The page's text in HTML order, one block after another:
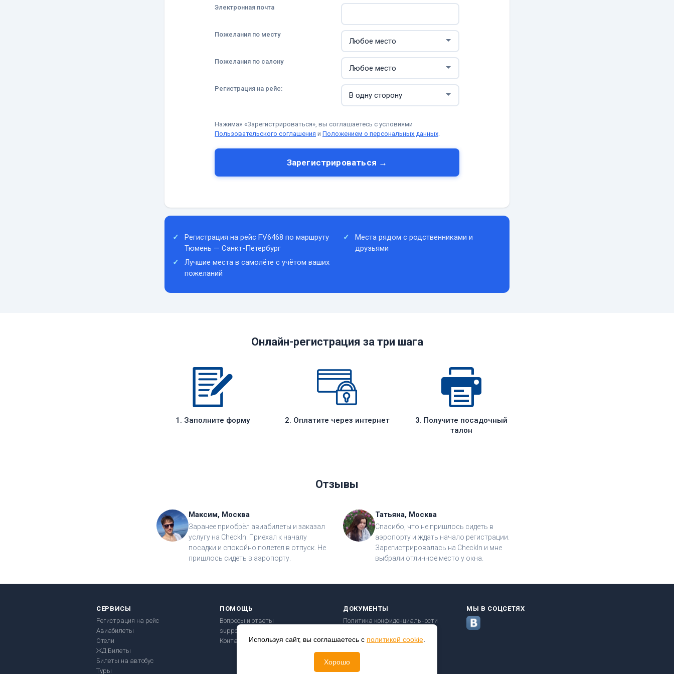
Электронная почта
Пожелания по месту
Пожелания по салону
Регистрация на рейс:
Нажимая «Зарегистрироваться», вы соглашаетесь с условиями
Пользовательского соглашения и Положением о персональных данных.
Зарегистрироваться →
Регистрация на рейс FV6468 по маршруту
Тюмень — Санкт-Петербург
Места рядом с родственниками и
друзьями
Лучшие места в самолёте с учётом ваших
пожеланий
Онлайн-регистрация за три шага
1. Заполните форму 2. Оплатите через интернет
3. Получите посадочный
талон
Отзывы
Максим, Москва
Заранее приобрёл авиабилеты и заказал
услугу на CheckIn. Приехал к началу
посадки и спокойно полетел в отпуск. Не
пришлось сидеть в аэропорту.
Татьяна, Москва
Спасибо, что не пришлось сидеть в
аэропорту и ждать начало регистрации.
Зарегистрировалась на CheckIn и мне
выбрали отличное место у окна.
СЕРВИСЫ
Регистрация на рейс
Авиабилеты
Отели
ЖД Билеты
Билеты на автобус
Туры
ПОМОЩЬ
Вопросы и ответы
support@checkin24.ru
Контакты
ДОКУМЕНТЫ
Политика конфиденциальности
Правила перевозки
Безопасность платежей
МЫ В СОЦСЕТЯХ
Используя сайт, вы соглашаетесь с политикой cookie
Хорошо